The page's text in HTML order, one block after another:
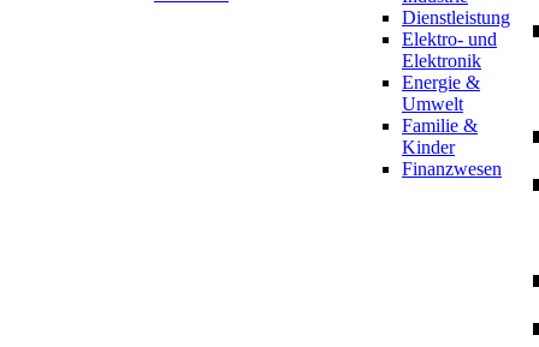
Dienstleistung
Elektro- und
Elektronik
Energie &
Umwelt
Familie &
Kinder
Finanzwesen